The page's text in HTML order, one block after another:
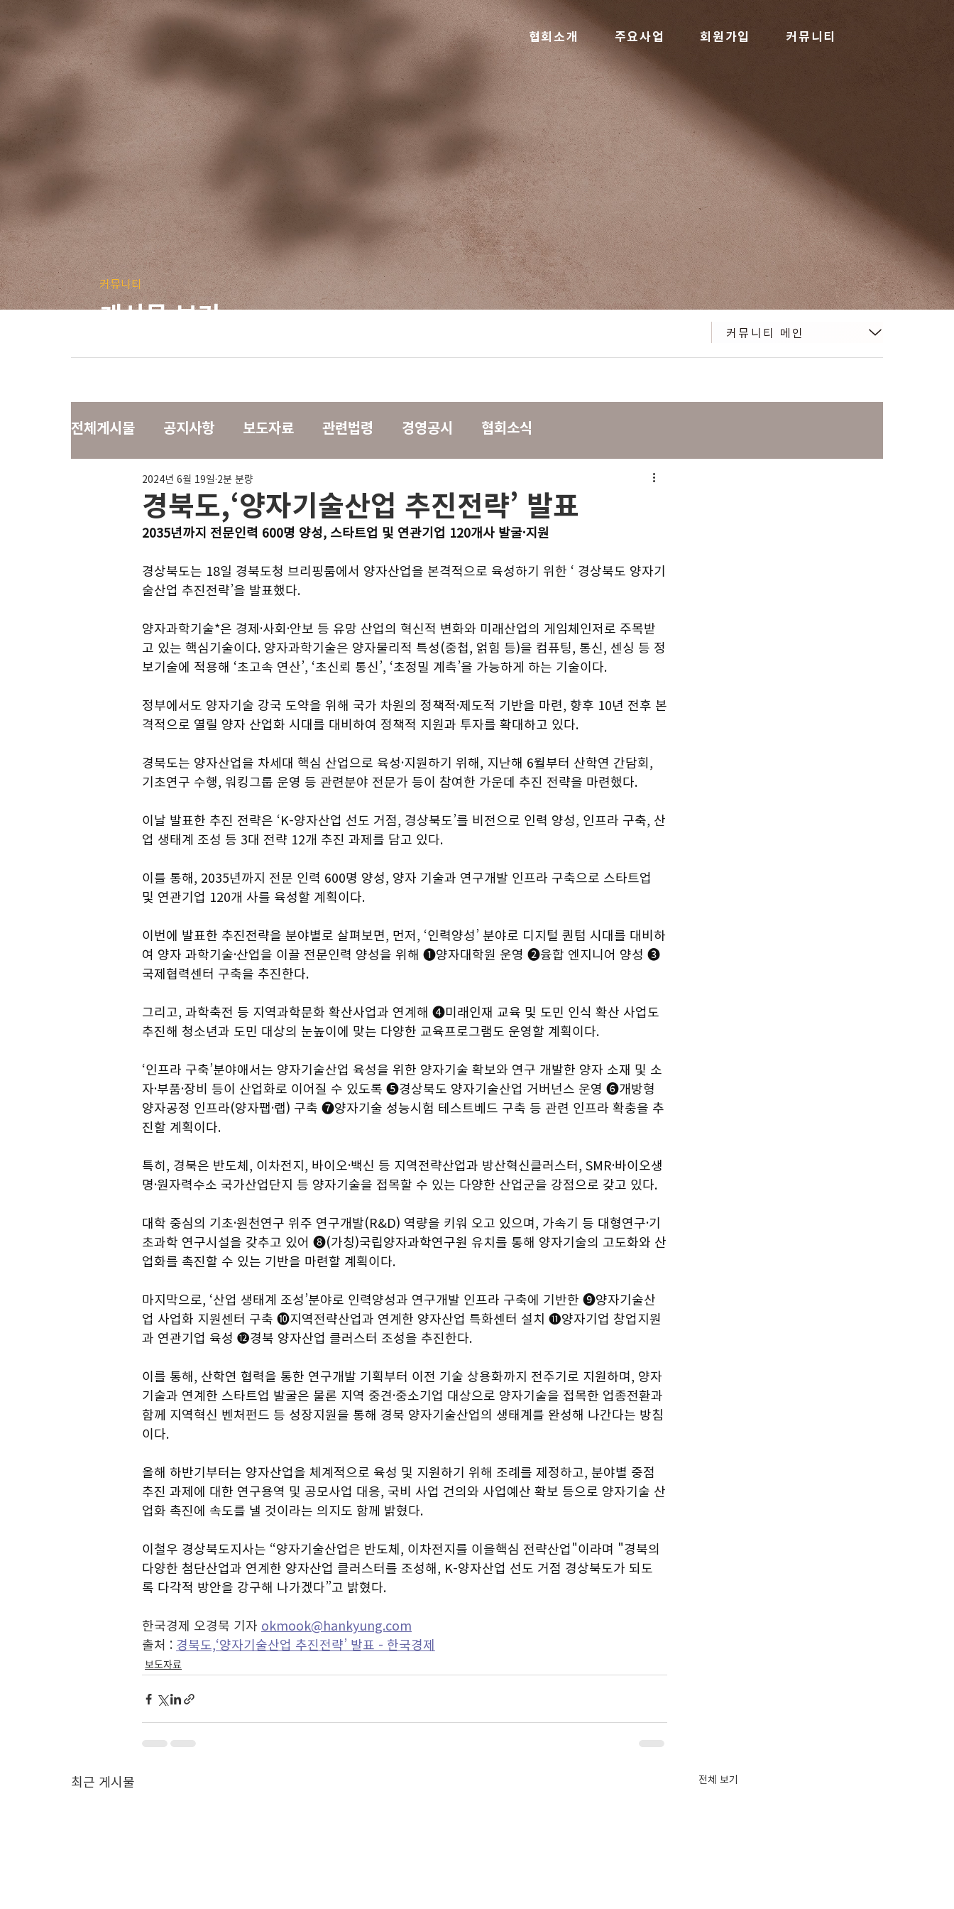
협회소개 주요사업 회원가입 커뮤니티
커뮤니티
게시물 보기 커뮤니티 메인
전체게시물 공지사항 보도자료 관련법령 경영공시 협회소식
경북도,‘양자기술산업 추진전략’ 발표
2024년 6월 19일 2분 분량
2035년까지 전문인력 600명 양성, 스타트업 및 연관기업 120개사 발굴·지원
경상북도는 18일 경북도청 브리핑룸에서 양자산업을 본격적으로 육성하기 위한 ‘ 경상북도 양자기
술산업 추진전략’을 발표했다.
양자과학기술*은 경제·사회·안보 등 유망 산업의 혁신적 변화와 미래산업의 게임체인저로 주목받
고 있는 핵심기술이다. 양자과학기술은 양자물리적 특성(중첩, 얽힘 등)을 컴퓨팅, 통신, 센싱 등 정
보기술에 적용해 ‘초고속 연산’, ‘초신뢰 통신’, ‘초정밀 계측’을 가능하게 하는 기술이다.
정부에서도 양자기술 강국 도약을 위해 국가 차원의 정책적·제도적 기반을 마련, 향후 10년 전후 본
격적으로 열릴 양자 산업화 시대를 대비하여 정책적 지원과 투자를 확대하고 있다.
경북도는 양자산업을 차세대 핵심 산업으로 육성·지원하기 위해, 지난해 6월부터 산학연 간담회,
기초연구 수행, 워킹그룹 운영 등 관련분야 전문가 등이 참여한 가운데 추진 전략을 마련했다.
이날 발표한 추진 전략은 ‘K-양자산업 선도 거점, 경상북도’를 비전으로 인력 양성, 인프라 구축, 산
업 생태계 조성 등 3대 전략 12개 추진 과제를 담고 있다.
이를 통해, 2035년까지 전문 인력 600명 양성, 양자 기술과 연구개발 인프라 구축으로 스타트업
및 연관기업 120개 사를 육성할 계획이다.
이번에 발표한 추진전략을 분야별로 살펴보면, 먼저, ‘인력양성’ 분야로 디지털 퀀텀 시대를 대비하
여 양자 과학기술·산업을 이끌 전문인력 양성을 위해 ➊양자대학원 운영 ➋융합 엔지니어 양성 ➌
국제협력센터 구축을 추진한다.
그리고, 과학축전 등 지역과학문화 확산사업과 연계해 ➍미래인재 교육 및 도민 인식 확산 사업도
추진해 청소년과 도민 대상의 눈높이에 맞는 다양한 교육프로그램도 운영할 계획이다.
‘인프라 구축’분야애서는 양자기술산업 육성을 위한 양자기술 확보와 연구 개발한 양자 소재 및 소
자·부품·장비 등이 산업화로 이어질 수 있도록 ➎경상북도 양자기술산업 거버넌스 운영 ➏개방형
양자공정 인프라(양자팹·랩) 구축 ➐양자기술 성능시험 테스트베드 구축 등 관련 인프라 확충을 추
진할 계획이다.
특히, 경북은 반도체, 이차전지, 바이오·백신 등 지역전략산업과 방산혁신클러스터, SMR·바이오생
명·원자력수소 국가산업단지 등 양자기술을 접목할 수 있는 다양한 산업군을 강점으로 갖고 있다.
대학 중심의 기초·원천연구 위주 연구개발(R&D) 역량을 키워 오고 있으며, 가속기 등 대형연구·기
초과학 연구시설을 갖추고 있어 ➑(가칭)국립양자과학연구원 유치를 통해 양자기술의 고도화와 산
업화를 촉진할 수 있는 기반을 마련할 계획이다.
마지막으로, ‘산업 생태계 조성’분야로 인력양성과 연구개발 인프라 구축에 기반한 ➒양자기술산
업 사업화 지원센터 구축 ➓지역전략산업과 연계한 양자산업 특화센터 설치 ⓫양자기업 창업지원
과 연관기업 육성 ⓬경북 양자산업 클러스터 조성을 추진한다.
이를 통해, 산학연 협력을 통한 연구개발 기획부터 이전 기술 상용화까지 전주기로 지원하며, 양자
기술과 연계한 스타트업 발굴은 물론 지역 중견·중소기업 대상으로 양자기술을 접목한 업종전환과
함께 지역혁신 벤처펀드 등 성장지원을 통해 경북 양자기술산업의 생태계를 완성해 나간다는 방침
이다.
올해 하반기부터는 양자산업을 체계적으로 육성 및 지원하기 위해 조례를 제정하고, 분야별 중점
추진 과제에 대한 연구용역 및 공모사업 대응, 국비 사업 건의와 사업예산 확보 등으로 양자기술 산
업화 촉진에 속도를 낼 것이라는 의지도 함께 밝혔다.
이철우 경상북도지사는 “양자기술산업은 반도체, 이차전지를 이을핵심 전략산업"이라며 "경북의
다양한 첨단산업과 연계한 양자산업 클러스터를 조성해, K-양자산업 선도 거점 경상북도가 되도
록 다각적 방안을 강구해 나가겠다”고 밝혔다.
한국경제 오경묵 기자 okmook@hankyung.com
출처 : 경북도,‘양자기술산업 추진전략’ 발표 - 한국경제
보도자료
최근 게시물 전체 보기